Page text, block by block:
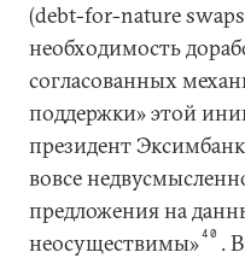
(debt-for-nature
необходимость
согласованных
поддержки» этой
президент
вовсе
предложения на
неосуществимы»40 .